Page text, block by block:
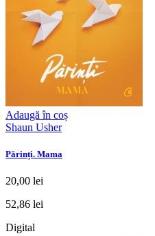
Adaugă în coș
Shaun Usher
Părinți. Mama
20,00 lei
52,86 lei
Digital